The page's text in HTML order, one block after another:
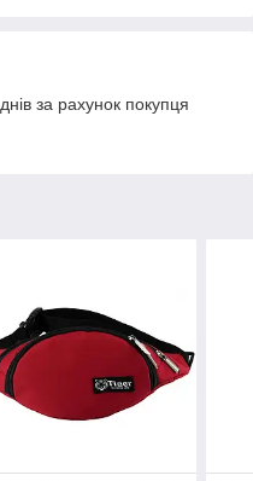
за рахунок покупця